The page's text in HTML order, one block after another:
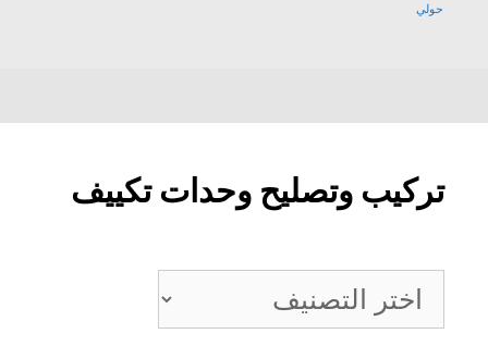
حولي
تركيب وتصليح وحدات تكييف
تركيب
وتصليح